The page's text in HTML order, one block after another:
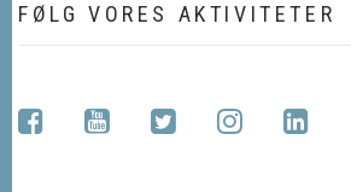
FØLG VORES AKTIVITETER
facebookyoutubetwitterinstagram